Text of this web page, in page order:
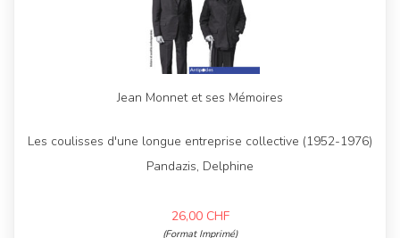
Jean Monnet et ses Mémoires
Les coulisses d'une longue entreprise collective (1952-1976)
Pandazis, Delphine
26,00 CHF
(Format Imprimé)